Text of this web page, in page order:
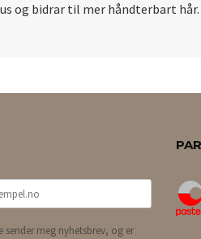
og bidrar til mer håndterbart
sender meg nyhetsbrev, og er